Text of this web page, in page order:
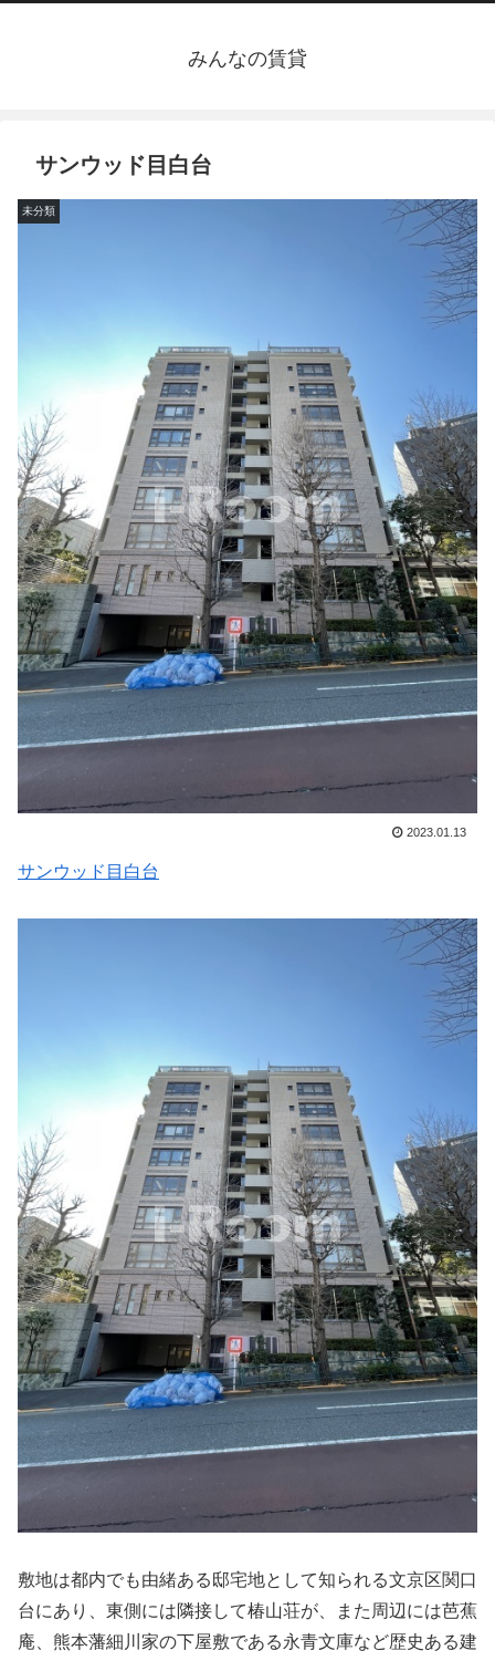
みんなの賃貸
サンウッド目白台
未分類
2023.01.13
サンウッド目白台
敷地は都内でも由緒ある邸宅地として知られる文京区関口
台にあり、東側には隣接して椿山荘が、また周辺には芭蕉
庵、熊本藩細川家の下屋敷である永青文庫など歴史ある建